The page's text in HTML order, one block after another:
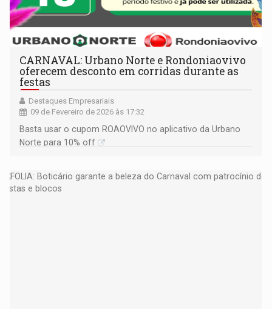
CARNAVAL: Urbano Norte e Rondoniaovivo
oferecem desconto em corridas durante as
festas
Destaques Empresariais
09 de Fevereiro de 2026 às 17:32
Basta usar o cupom ROAOVIVO no aplicativo da Urbano
Norte para 10% off